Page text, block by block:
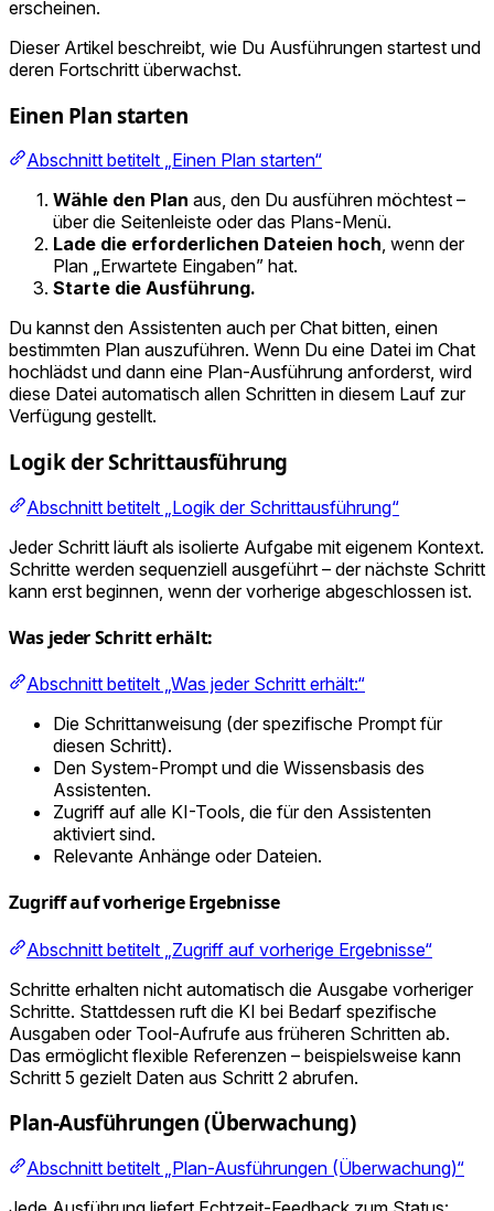
erscheinen.
Dieser Artikel beschreibt, wie Du Ausführungen startest und
deren Fortschritt überwachst.
Einen Plan starten
Abschnitt betitelt „Einen Plan starten“
Wähle den Plan aus, den Du ausführen möchtest –
über die Seitenleiste oder das Plans-Menü.
Lade die erforderlichen Dateien hoch, wenn der
Plan „Erwartete Eingaben” hat.
Starte die Ausführung.
Du kannst den Assistenten auch per Chat bitten, einen
bestimmten Plan auszuführen. Wenn Du eine Datei im Chat
hochlädst und dann eine Plan-Ausführung anforderst, wird
diese Datei automatisch allen Schritten in diesem Lauf zur
Verfügung gestellt.
Logik der Schrittausführung
Abschnitt betitelt „Logik der Schrittausführung“
Jeder Schritt läuft als isolierte Aufgabe mit eigenem Kontext.
Schritte werden sequenziell ausgeführt – der nächste Schritt
kann erst beginnen, wenn der vorherige abgeschlossen ist.
Was jeder Schritt erhält:
Abschnitt betitelt „Was jeder Schritt erhält:“
Die Schrittanweisung (der spezifische Prompt für
diesen Schritt).
Den System-Prompt und die Wissensbasis des
Assistenten.
Zugriff auf alle KI-Tools, die für den Assistenten
aktiviert sind.
Relevante Anhänge oder Dateien.
Zugriff auf vorherige Ergebnisse
Abschnitt betitelt „Zugriff auf vorherige Ergebnisse“
Schritte erhalten nicht automatisch die Ausgabe vorheriger
Schritte. Stattdessen ruft die KI bei Bedarf spezifische
Ausgaben oder Tool-Aufrufe aus früheren Schritten ab.
Das ermöglicht flexible Referenzen – beispielsweise kann
Schritt 5 gezielt Daten aus Schritt 2 abrufen.
Plan-Ausführungen (Überwachung)
Abschnitt betitelt „Plan-Ausführungen (Überwachung)“